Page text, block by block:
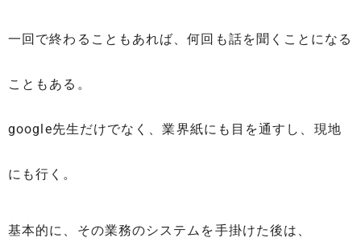
一回で終わることもあれば、何回も話を聞くことになる
こともある。
google先生だけでなく、業界紙にも目を通すし、現地
にも行く。
基本的に、その業務のシステムを手掛けた後は、